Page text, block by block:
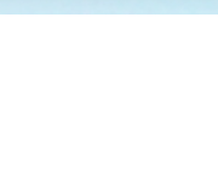
头条智造